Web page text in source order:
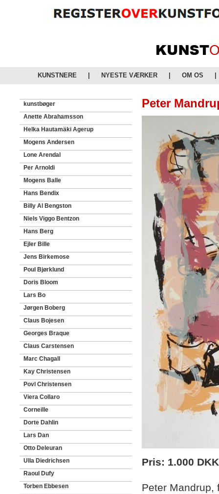
KUNSTNERE NYESTE VÆRKER OM OS
kunstbøger
Anette Abrahamsson
Helka Hautamäki Agerup
Mogens Andersen
Lone Arendal
Per Arnoldi
Mogens Balle
Hans Bendix
Billy Al Bengston
Niels Viggo Bentzon
Hans Berg
Ejler Bille
Jens Birkemose
Poul Bjørklund
Doris Bloom
Lars Bo
Jørgen Boberg
Claus Bojesen
Georges Braque
Claus Carstensen
Marc Chagall
Kay Christensen
Povl Christensen
Viera Collaro
Corneille
Dorte Dahlin
Lars Dan
Otto Deleuran
Ulla Diedrichsen
Raoul Dufy
Torben Ebbesen
Peter
Pris: 1.000 DKK
Peter Mandrup,